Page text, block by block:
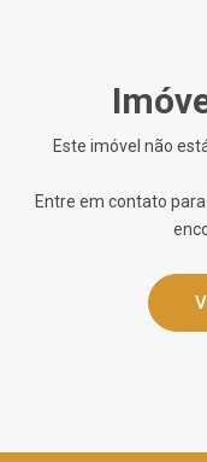
Este imóvel não
Entre em contato